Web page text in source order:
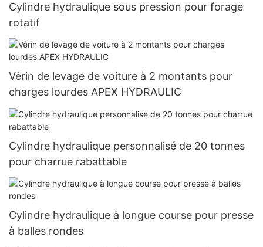
Cylindre hydraulique sous pression pour forage
rotatif
Vérin de levage de voiture à 2 montants pour
charges lourdes APEX HYDRAULIC
Cylindre hydraulique personnalisé de 20 tonnes
pour charrue rabattable
Cylindre hydraulique à longue course pour presse
à balles rondes